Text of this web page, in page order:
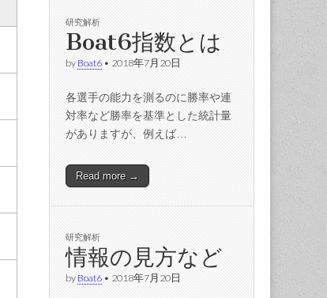
研究解析
Boat6指数とは
by Boat6 • 2018年7月20日
各選手の能力を測るのに勝率や連
対率など勝率を基準とした統計量
がありますが、例えば…
Read more →
研究解析
情報の見方など
by Boat6 • 2018年7月20日